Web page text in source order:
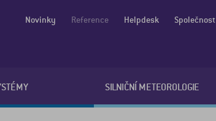
SILNIČNÍ METEOROLOGIE
Novinky Reference Helpdesk Společnost